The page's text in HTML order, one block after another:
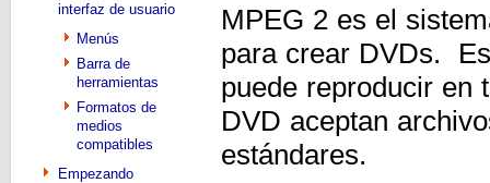
interfaz de usuario
Menús
Barra de
herramientas
Formatos de
medios
compatibles
Empezando
MPEG 2 es el
para crear DVDs.
puede reproducir en
DVD aceptan
estándares.